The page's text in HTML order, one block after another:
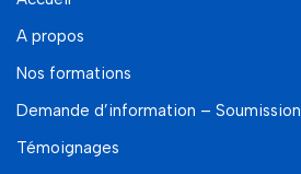
A propos
Nos formations
Demande d’information – Soumission
Témoignages